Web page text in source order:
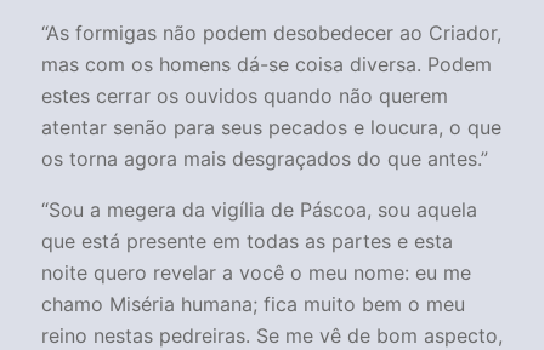
“As formigas não podem desobedecer ao Criador,
mas com os homens dá-se coisa diversa. Podem
estes cerrar os ouvidos quando não querem
atentar senão para seus pecados e loucura, o que
os torna agora mais desgraçados do que antes.”
“Sou a megera da vigília de Páscoa, sou aquela
que está presente em todas as partes e esta
noite quero revelar a você o meu nome: eu me
chamo Miséria humana; fica muito bem o meu
reino nestas pedreiras. Se me vê de bom aspecto,